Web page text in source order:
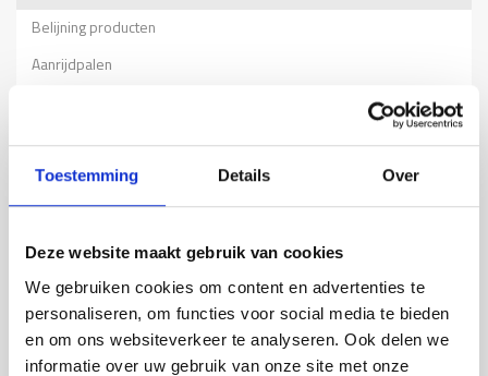
Toestemming Details Over
Deze website maakt gebruik van cookies
We gebruiken cookies om content en advertenties te
personaliseren, om functies voor social media te bieden
en om ons websiteverkeer te analyseren. Ook delen we
informatie over uw gebruik van onze site met onze
Belijning producten
Aanrijdpalen
Kolombeschermers
RVS aanrijbeveiliging
Beschermbeugels
Wielgeleiding
Stellingbescherming
Verkeersdrempels